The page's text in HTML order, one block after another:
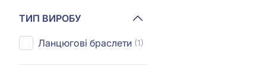
ТИП ВИРОБУ
Ланцюгові браслети (1)